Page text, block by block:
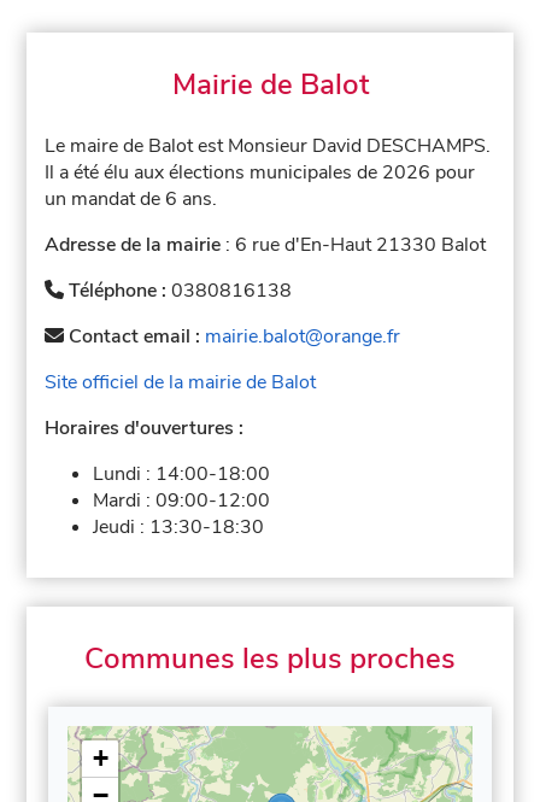
Mairie de Balot
Le maire de Balot est Monsieur David DESCHAMPS.
Il a été élu aux élections municipales de 2026 pour
un mandat de 6 ans.
Adresse de la mairie : 6 rue d'En-Haut 21330 Balot
Téléphone :0380816138
Contact email : mairie.balot@orange.fr
Site officiel de la mairie de Balot
Horaires d'ouvertures :
Lundi : 14:00-18:00
Mardi :09:00-12:00
Jeudi : 13:30-18:30
Communes les plus proches
+
−